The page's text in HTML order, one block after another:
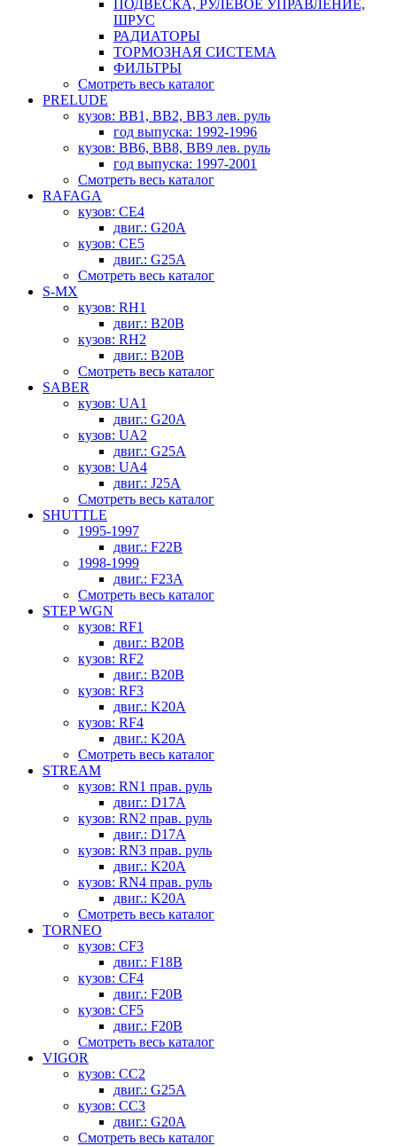
ПОДВЕСКА, РУЛЕВОЕ УПРАВЛЕНИЕ,
ШРУС
РАДИАТОРЫ
ТОРМОЗНАЯ СИСТЕМА
ФИЛЬТРЫ
Смотреть весь каталог
PRELUDE
кузов: BB1, BB2, BB3 лев. руль
год выпуска: 1992-1996
кузов: BB6, BB8, BB9 лев. руль
год выпуска: 1997-2001
Смотреть весь каталог
RAFAGA
кузов: CE4
двиг.: G20A
кузов: CE5
двиг.: G25A
Смотреть весь каталог
S-MX
кузов: RH1
двиг.: B20B
кузов: RH2
двиг.: B20B
Смотреть весь каталог
SABER
кузов: UA1
двиг.: G20A
кузов: UA2
двиг.: G25A
кузов: UA4
двиг.: J25A
Смотреть весь каталог
SHUTTLE
1995-1997
двиг.: F22B
1998-1999
двиг.: F23A
Смотреть весь каталог
STEP WGN
кузов: RF1
двиг.: B20B
кузов: RF2
двиг.: B20B
кузов: RF3
двиг.: K20A
кузов: RF4
двиг.: K20A
Смотреть весь каталог
STREAM
кузов: RN1 прав. руль
двиг.: D17A
кузов: RN2 прав. руль
двиг.: D17A
кузов: RN3 прав. руль
двиг.: K20A
кузов: RN4 прав. руль
двиг.: K20A
Смотреть весь каталог
TORNEO
кузов: CF3
двиг.: F18B
кузов: CF4
двиг.: F20B
кузов: CF5
двиг.: F20B
Смотреть весь каталог
VIGOR
кузов: CC2
двиг.: G25A
кузов: CC3
двиг.: G20A
Смотреть весь каталог